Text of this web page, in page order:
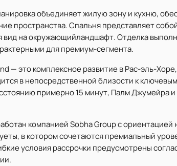
объединяет жилую зону и кухню,
пространства. Спальня представляет
вид на окружающийландшафт. Отделка
для премиум-сегмента.
— это комплексное развитие в Рас-эль-
в непосредственной близости к
примерно 15 минут, Палм Джумейра
компанией Sobha Group с
в котором сочетаются премиальный
условия рассрочки предусмотрены